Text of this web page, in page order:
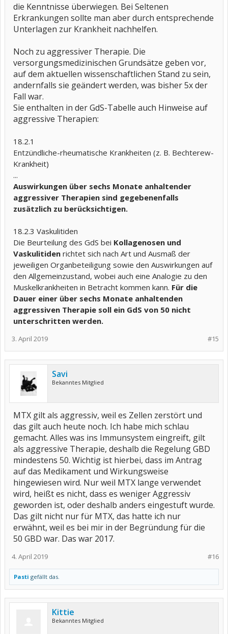
die Kenntnisse überwiegen. Bei Seltenen
Erkrankungen sollte man aber durch entsprechende
Unterlagen zur Krankheit nachhelfen.
Noch zu aggressiver Therapie. Die
versorgungsmedizinischen Grundsätze geben vor,
auf dem aktuellen wissenschaftlichen Stand zu sein,
andernfalls sie geändert werden, was bisher 5x der
Fall war.
Sie enthalten in der GdS-Tabelle auch Hinweise auf
aggressive Therapien:
18.2.1
Entzündliche-rheumatische Krankheiten (z. B. Bechterew-
Krankheit)
...
Auswirkungen über sechs Monate anhaltender
aggressiver Therapien sind gegebenenfalls
zusätzlich zu berücksichtigen.
18.2.3 Vaskulitiden
Die Beurteilung des GdS bei Kollagenosen und
Vaskulitiden richtet sich nach Art und Ausmaß der
jeweiligen Organbeteiligung sowie den Auswirkungen auf
den Allgemeinzustand, wobei auch eine Analogie zu den
Muskelkrankheiten in Betracht kommen kann. Für die
Dauer einer über sechs Monate anhaltenden
aggressiven Therapie soll ein GdS von 50 nicht
unterschritten werden.
#15
3. April 2019
Savi
Bekanntes Mitglied
MTX gilt als aggressiv, weil es Zellen zerstört und
das gilt auch heute noch. Ich habe mich schlau
gemacht. Alles was ins Immunsystem eingreift, gilt
als aggressive Therapie, deshalb die Regelung GBD
mindestens 50. Wichtig ist hierbei, dass im Antrag
auf das Medikament und Wirkungsweise
hingewiesen wird. Nur weil MTX lange verwendet
wird, heißt es nicht, dass es weniger Aggressiv
geworden ist, oder deshalb anders eingestuft wurde.
Das gilt nicht nur für MTX, das hatte ich nur
erwähnt, weil es bei mir in der Begründung für die
50 GBD war. Das war 2017.
#16
4. April 2019
Pasti gefällt das.
Kittie
Bekanntes Mitglied